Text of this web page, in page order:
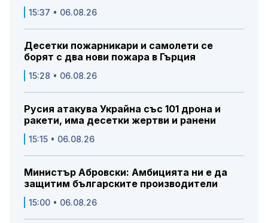
15:37 • 06.08.26
Десетки пожарникари и самолети се
борят с два нови пожара в Гърция
15:28 • 06.08.26
Русия атакува Украйна със 101 дрона и
ракети, има десетки жертви и ранени
15:15 • 06.08.26
Министър Абровски: Амбицията ни е да
защитим българските производители
15:00 • 06.08.26